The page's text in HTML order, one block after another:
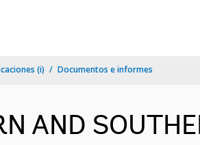
(i) Documentos e informes
AND